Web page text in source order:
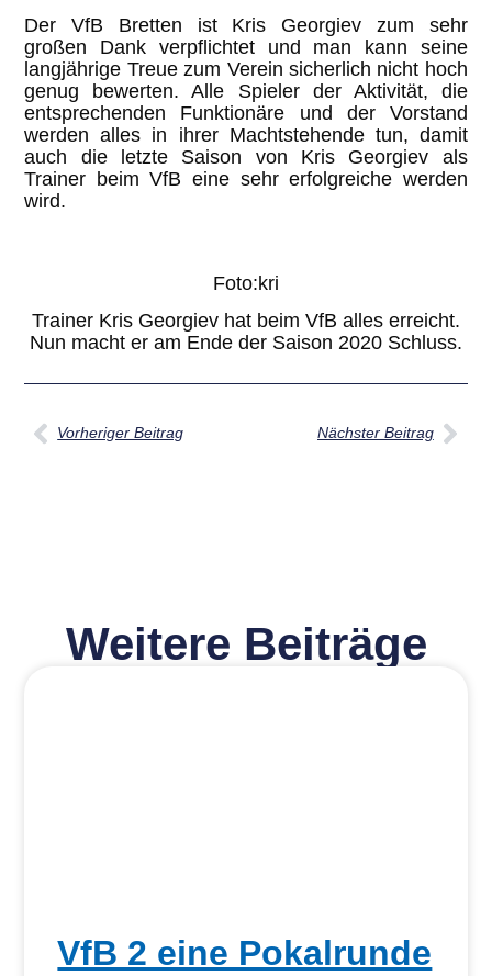
Der VfB Bretten ist Kris Georgiev zum sehr
großen Dank verpflichtet und man kann seine
langjährige Treue zum Verein sicherlich nicht hoch
genug bewerten. Alle Spieler der Aktivität, die
entsprechenden Funktionäre und der Vorstand
werden alles in ihrer Machtstehende tun, damit
auch die letzte Saison von Kris Georgiev als
Trainer beim VfB eine sehr erfolgreiche werden
wird.
Foto:kri
Trainer Kris Georgiev hat beim VfB alles erreicht.
Nun macht er am Ende der Saison 2020 Schluss.
Vorheriger Beitrag Nächster Beitrag
Weitere Beiträge
VfB 2 eine Pokalrunde